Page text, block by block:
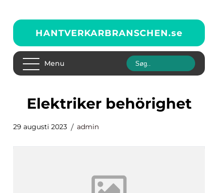
HANTVERKARBRANSCHEN.se
Menu
elektriker behörighet
29 augusti 2023 admin